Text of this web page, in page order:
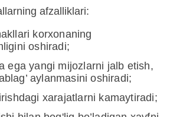
afzalliklari:
korxonaning
oshiradi;
ega yangi mijozlarni jalb etish,
aylanmasini oshiradi;
xarajatlarni kamaytiradi;